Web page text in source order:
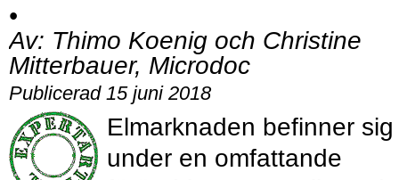
•
Av: Thimo Koenig och Christine
Mitterbauer, Microdoc
Publicerad 15 juni 2018
Elmarknaden befinner sig
under en omfattande